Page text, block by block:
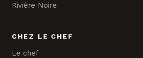
Rivière Noire
CHEZ LE CHEF
Le chef